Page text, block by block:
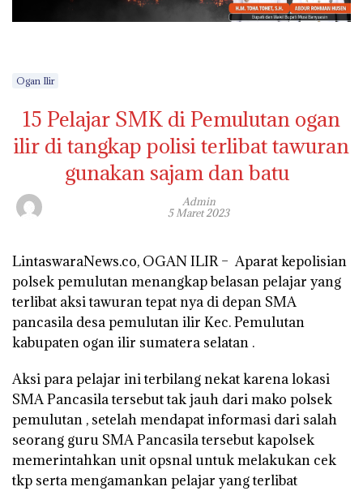
Ogan Ilir
15 Pelajar SMK di Pemulutan ogan
ilir di tangkap polisi terlibat tawuran
gunakan sajam dan batu
Admin
5 Maret 2023
LintaswaraNews.co, OGAN ILIR – Aparat kepolisian
polsek pemulutan menangkap belasan pelajar yang
terlibat aksi tawuran tepat nya di depan SMA
pancasila desa pemulutan ilir Kec. Pemulutan
kabupaten ogan ilir sumatera selatan .
Aksi para pelajar ini terbilang nekat karena lokasi
SMA Pancasila tersebut tak jauh dari mako polsek
pemulutan , setelah mendapat informasi dari salah
seorang guru SMA Pancasila tersebut kapolsek
memerintahkan unit opsnal untuk melakukan cek
tkp serta mengamankan pelajar yang terlibat